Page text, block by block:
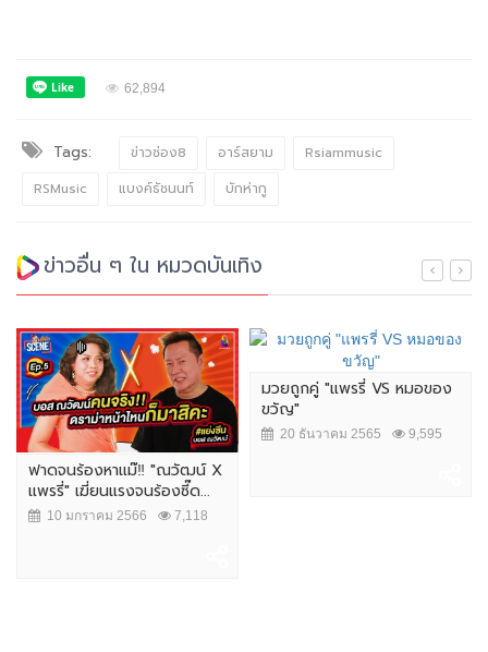
62,894
Tags: ข่าวช่อง8 อาร์สยาม
Rsiammusic
RSMusic
แบงค์ธัชนนท์ บักห่ากู
ข่าวอื่น ๆ ใน หมวดบันเทิง
ฟาดจนร้องหาแม๊‼️ "ณวัฒน์ X
แพรรี่" เฆี่ยนแรงจนร้องซี๊ด...
10 มกราคม 2566 7,118
มวยถูกคู่ "แพรรี่ VS หมอของ
ขวัญ"
20 ธันวาคม 2565 9,595